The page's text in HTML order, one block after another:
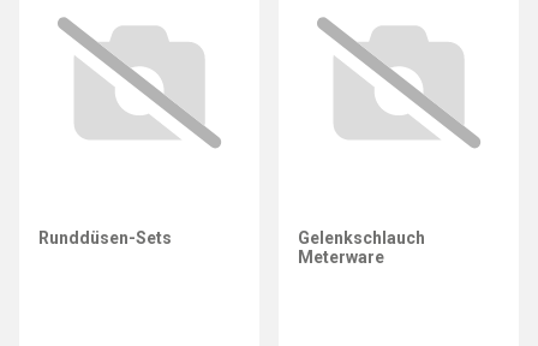
Runddüsen-Sets
Gelenkschlauch
Meterware